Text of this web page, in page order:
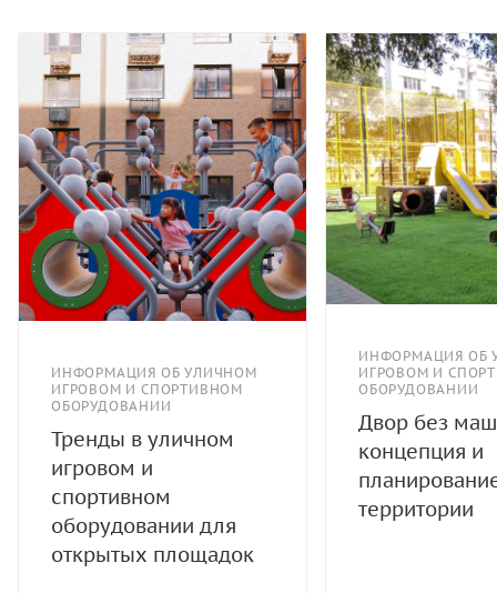
ИНФОРМАЦИЯ ОБ УЛИЧНОМ
ИГРОВОМ И СПОРТИВНОМ
ОБОРУДОВАНИИ
Тренды в уличном
игровом и
спортивном
оборудовании для
открытых площадок
ИНФОРМАЦИЯ ОБ
ИГРОВОМ И
ОБОРУДОВАНИИ
Двор без
концепция и
территории